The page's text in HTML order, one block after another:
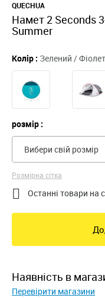
QUECHUA
Намет 2 Seconds 3-місний Limited Edition
Summer
Колір : Зелений /
розмір :
Вибери свій розмір
Розмірна сітка
 Останні товари на
наявність в
Перевірити магазини